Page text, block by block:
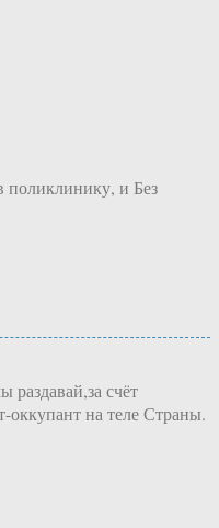
и Без
счёт
оккупант на теле Страны.